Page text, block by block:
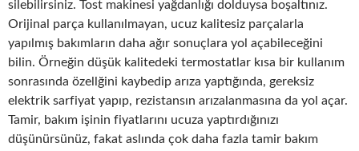
silebilirsiniz. Tost makinesi yağdanlığı dolduysa boşaltınız.
Orijinal parça kullanılmayan, ucuz kalitesiz parçalarla
yapılmış bakımların daha ağır sonuçlara yol açabileceğini
bilin. Örneğin düşük kalitedeki termostatlar kısa bir kullanım
sonrasında özellğini kaybedip arıza yaptığında, gereksiz
elektrik sarfiyat yapıp, rezistansın arızalanmasına da yol açar.
Tamir, bakım işinin fiyatlarını ucuza yaptırdığınızı
düşünürsünüz, fakat aslında çok daha fazla tamir bakım